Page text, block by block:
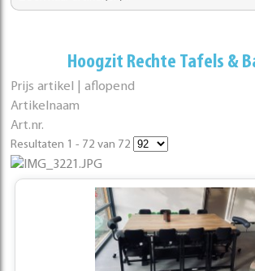
Hoogzit Rechte Tafels &
Prijs artikel | aflopend
Artikelnaam
Art.nr.
Resultaten 1 - 72 van 72